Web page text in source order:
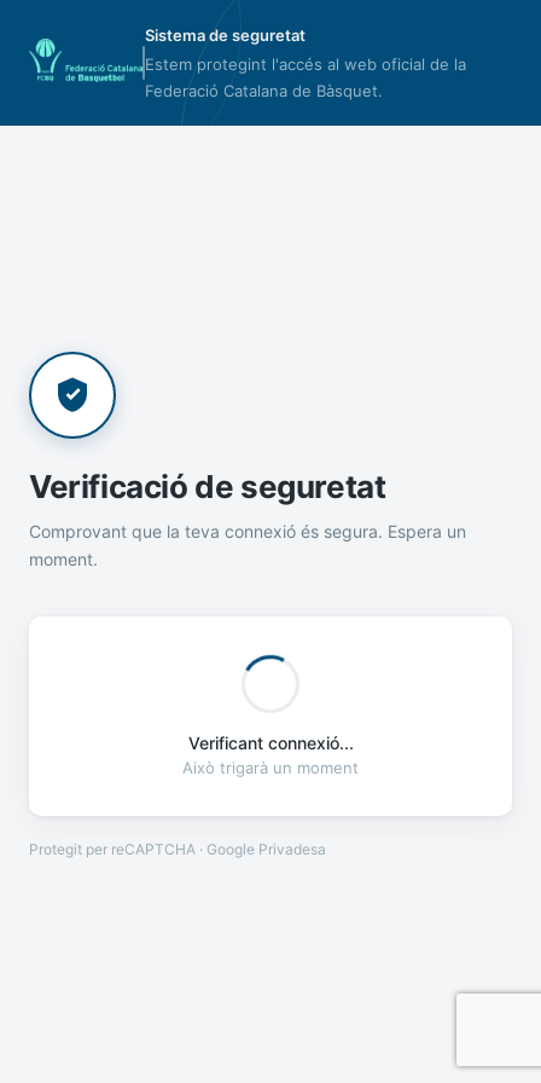
Sistema de seguretat
Estem protegint l'accés al web oficial de la
Federació Catalana de Bàsquet.
Verificació de seguretat
Comprovant que la teva connexió és segura. Espera un
moment.
Verificant connexió...
Això trigarà un moment
Protegit per reCAPTCHA · Google Privadesa